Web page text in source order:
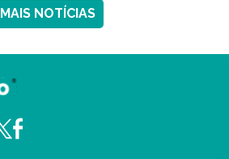
MAIS NOTÍCIAS